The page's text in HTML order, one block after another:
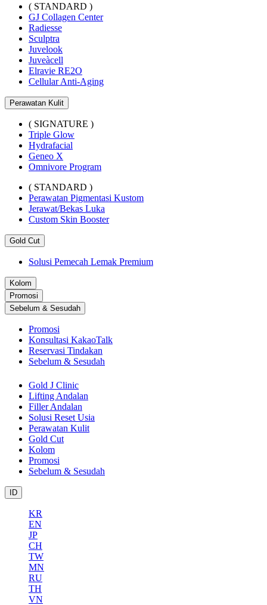
( STANDARD )
GJ Collagen Center
Radiesse
Sculptra
Juvelook
Juveàcell
Elravie RE2O
Cellular Anti-Aging
Perawatan Kulit
( SIGNATURE )
Triple Glow
Hydrafacial
Geneo X
Omnivore Program
( STANDARD )
Perawatan Pigmentasi Kustom
Jerawat/Bekas Luka
Custom Skin Booster
Gold Cut
Solusi Pemecah Lemak Premium
Kolom
Promosi
Sebelum & Sesudah
Promosi
Konsultasi KakaoTalk
Reservasi Tindakan
Sebelum & Sesudah
Gold J Clinic
Lifting Andalan
Filler Andalan
Solusi Reset Usia
Perawatan Kulit
Gold Cut
Kolom
Promosi
Sebelum & Sesudah
ID
KR
EN
JP
CH
TW
MN
RU
TH
VN